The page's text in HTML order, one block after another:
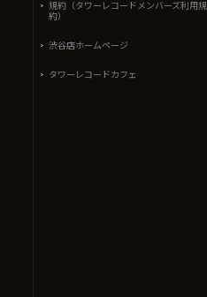
規約（タワーレコードメンバーズ利用規
約）
渋谷店ホームページ
タワーレコードカフェ